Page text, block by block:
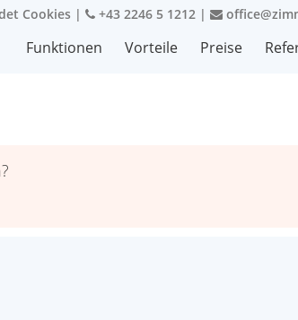
Cookies | +43 2246 5 1212 |
Funktionen Vorteile Preise